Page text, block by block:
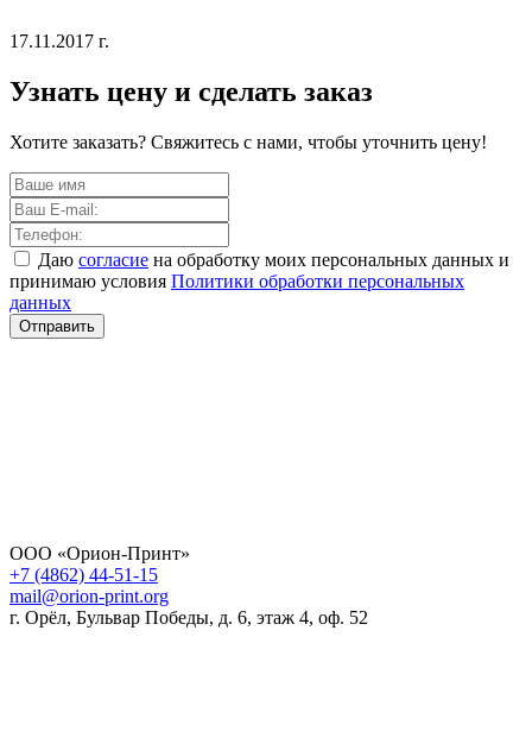
17.11.2017 г.
Узнать цену и сделать заказ
Хотите заказать? Свяжитесь с нами, чтобы уточнить цену!
Даю согласие на обработку моих персональных данных и
принимаю условия Политики обработки персональных
данных
Отправить
ООО «Орион-Принт»
+7 (4862) 44-51-15
mail@orion-print.org
г. Орёл, Бульвар Победы, д. 6, этаж 4, оф. 52